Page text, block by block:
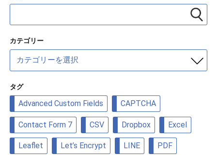
カテゴリー
カ
ゴ
リ
ー
タグ
Advanced Custom Fields CAPTCHA
Contact Form 7 CSV Dropbox Excel
Leaflet Let’s Encrypt LINE PDF